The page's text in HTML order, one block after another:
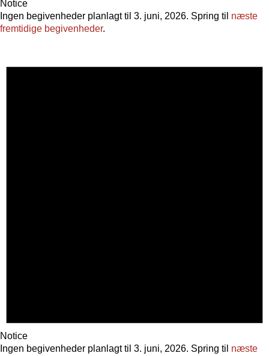
Notice
Ingen begivenheder planlagt til 3. juni, 2026. Spring til næste
fremtidige begivenheder.
Notice
Ingen begivenheder planlagt til 3. juni, 2026. Spring til næste